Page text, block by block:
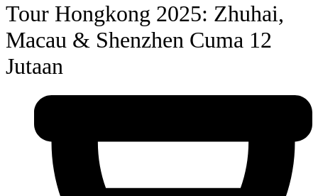
Tour Hongkong 2025: Zhuhai,
Macau & Shenzhen Cuma 12
Jutaan